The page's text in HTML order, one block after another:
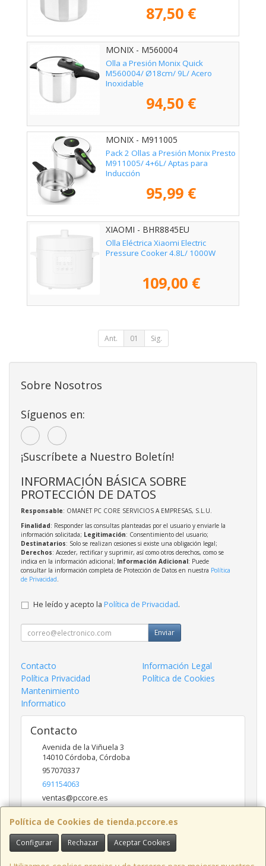
87,50 €
MONIX - M560004
Olla a Presión Monix Quick
M560004/ Ø18cm/ 9L/ Acero
Inoxidable
94,50 €
MONIX - M911005
Pack 2 Ollas a Presión Monix Presto
M911005/ 4+6L/ Aptas para
Inducción
95,99 €
XIAOMI - BHR8845EU
Olla Eléctrica Xiaomi Electric
Pressure Cooker 4.8L/ 1000W
109,00 €
Ant. 01 Sig.
Política de Cookies de tienda.pccore.es
Configurar Rechazar Aceptar Cookies
Sobre Nosotros
Síguenos en:
¡Suscríbete a Nuestro Boletín!
INFORMACIÓN BÁSICA SOBRE
PROTECCIÓN DE DATOS
Responsable: OMANET PC CORE SERVICIOS A EMPRESAS, S.L.U.
Finalidad: Responder las consultas planteadas por el usuario y enviarle la
información solicitada; Legitimación: Consentimiento del usuario;
Destinatarios: Solo se realizan cesiones si existe una obligación legal;
Derechos: Acceder, rectificar y suprimir, así como otros derechos, como se
indica en la información adicional; Información Adicional: Puede
consultar la información completa de Protección de Datos en nuestra Política
de Privacidad.
He leído y acepto la Política de Privacidad.
Enviar
Contacto
Información Legal
Política Privacidad
Política de Cookies
Mantenimiento
Informatico
Contacto
Avenida de la Viñuela 3
14010 Córdoba, Córdoba
957070337
691154063
ventas@pccore.es
Horario
10-13:30